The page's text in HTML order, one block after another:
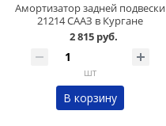
Амортизатор задней подвески
21214 СААЗ в Кургане
2 815 руб.
шт
В корзину